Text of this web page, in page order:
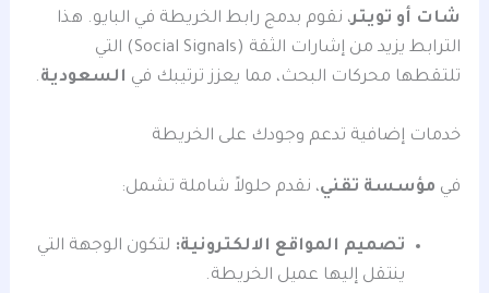
شات أو تويتر، نقوم بدمج رابط الخريطة في البايو. هذا
الترابط يزيد من إشارات الثقة (Social Signals) التي
تلتقطها محركات البحث، مما يعزز ترتيبك في السعودية.
خدمات إضافية تدعم وجودك على الخريطة
في مؤسسة تقني، نقدم حلولاً شاملة تشمل:
تصميم المواقع الالكترونية: لتكون الوجهة التي
ينتقل إليها عميل الخريطة.